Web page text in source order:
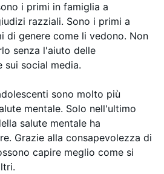
i primi in famiglia a
razziali. Sono i primi a
di genere come li vedono. Non
senza l'aiuto delle
social media.
sono molto più
mentale. Solo nell'ultimo
salute mentale ha
Grazie alla consapevolezza di
capire meglio come si